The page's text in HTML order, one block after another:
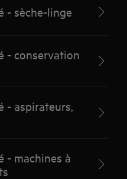
- sèche-linge
- conservation
- aspirateurs,
- machines à